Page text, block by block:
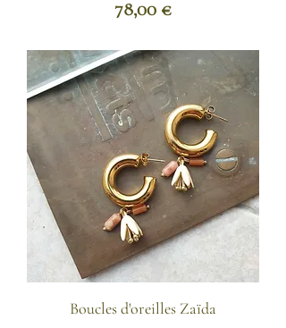
Prix
78,00 €
Boucles d'oreilles Zaïda